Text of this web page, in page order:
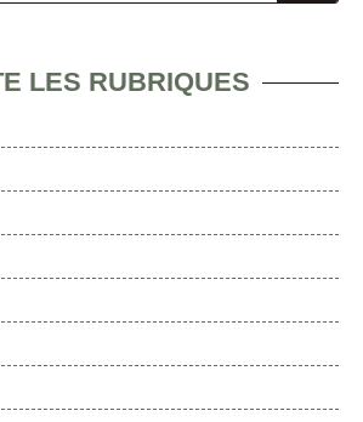
LES RUBRIQUES